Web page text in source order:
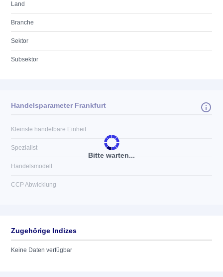
Land
Branche
Sektor
Subsektor
Bitte warten...
Handelsparameter Frankfurt
Kleinste handelbare Einheit
Spezialist
Handelsmodell
CCP Abwicklung
Zugehörige Indizes
Keine Daten verfügbar